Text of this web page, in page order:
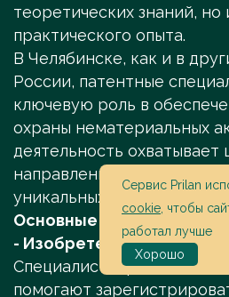
теоретических знаний, но
практического опыта.
В Челябинске, как и в
России, патентные
ключевую роль в
охраны нематериальных
деятельность
направлений, каждое из
уникальных навыков и
Основные направления
- Изобретения и
Специалисты,
помогают
Сервис Prilan
cookie , чтобы
работал лучше
Хорошо